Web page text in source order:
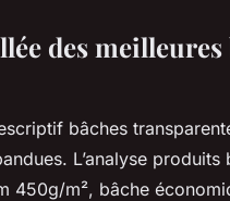
des
bâches
L’analyse
450g/m², bâche